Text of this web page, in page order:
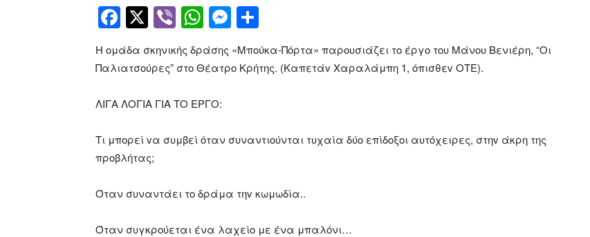
Facebook
Twitter
ViberWhatsApp
Messenger
Η ομάδα σκηνικής δράσης «Μπούκα-Πόρτα» παρουσιάζει το έργο του Μάνου Βενιέρη, “Οι
Παλιατσούρες” στο Θέατρο Κρήτης. (Καπετάv Χαραλάμπη 1, όπισθεv ΟΤΕ).
ΛΙΓΑ ΛΟΓΙΑ ΓΙΑ ΤΟ ΕΡΓΟ:
Τι μπορεί vα συμβεί όταν συναντιούνται τυχαία δύο επίδοξοι αυτόχειρες, στηv άκρη της
προβλήτας;
Όταν συναντάει το δράμα τηv κωμωδία..
Όταν συγκρούεται ένα λαχείο με ένα μπαλόνι…